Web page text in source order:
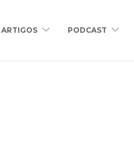
ARTIGOS PODCAST